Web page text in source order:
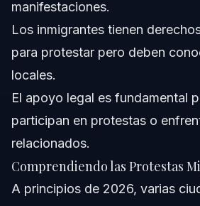
¿Cómo influyen las decisiones
protestas migratorias?
¿Qué riesgos enfrentan los
¿Cómo pueden los inmigrantes
seguridad?
¿Qué apoyo ofrece Vasquez Law
manifestantes?
Fuentes y Referencias
manifestaciones.
Los inmigrantes tienen
para protestar pero deben
locales.
El apoyo legal es fundamental
participan en protestas o
relacionados.
Comprendiendo las Protestas
A principios de 2026, varias